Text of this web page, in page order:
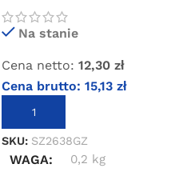
Na stanie
Cena netto: 12,30zł
Cena brutto:15,13zł
DODAJ DO KOSZYKA
SKU: SZ2638GZ
WAGA 0,2 kg